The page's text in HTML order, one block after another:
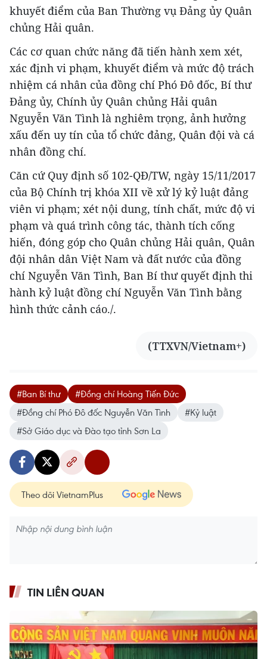
khuyết điểm của Ban Thường vụ Đảng ủy Quân
chủng Hải quân.
Các cơ quan chức năng đã tiến hành xem xét,
xác định vi phạm, khuyết điểm và mức độ trách
nhiệm cá nhân của đồng chí Phó Đô đốc, Bí thư
Đảng ủy, Chính ủy Quân chủng Hải quân
Nguyễn Văn Tình là nghiêm trọng, ảnh hưởng
xấu đến uy tín của tổ chức đảng, Quân đội và cá
nhân đồng chí.
Căn cứ Quy định số 102-QĐ/TW, ngày 15/11/2017
của Bộ Chính trị khóa XII về xử lý kỷ luật đảng
viên vi phạm; xét nội dung, tính chất, mức độ vi
phạm và quá trình công tác, thành tích cống
hiến, đóng góp cho Quân chủng Hải quân, Quân
đội nhân dân Việt Nam và đất nước của đồng
chí Nguyễn Văn Tình, Ban Bí thư quyết định thi
hành kỷ luật đồng chí Nguyễn Văn Tình bằng
hình thức cảnh cáo./.
(TTXVN/Vietnam+)
#Ban Bí thư
#Đồng chí Hoàng Tiến Đức
#Đồng chí Phó Đô đốc Nguyễn Văn Tình
#Kỷ luật
#Sở Giáo dục và Đào tạo tỉnh Sơn La
Theo dõi VietnamPlus
TIN LIÊN QUAN